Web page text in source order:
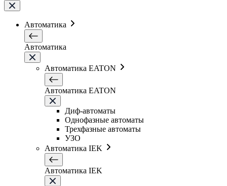
Автоматика
Автоматика
Автоматика EATON
Автоматика EATON
Диф-автоматы
Однофазные автоматы
Трехфазные автоматы
УЗО
Автоматика IEK
Автоматика IEK